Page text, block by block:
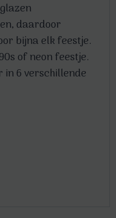
daardoor
bijna elk feestje.
of neon feestje.
6 verschillende